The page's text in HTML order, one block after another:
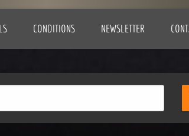
CONDITIONS NEWSLETTER